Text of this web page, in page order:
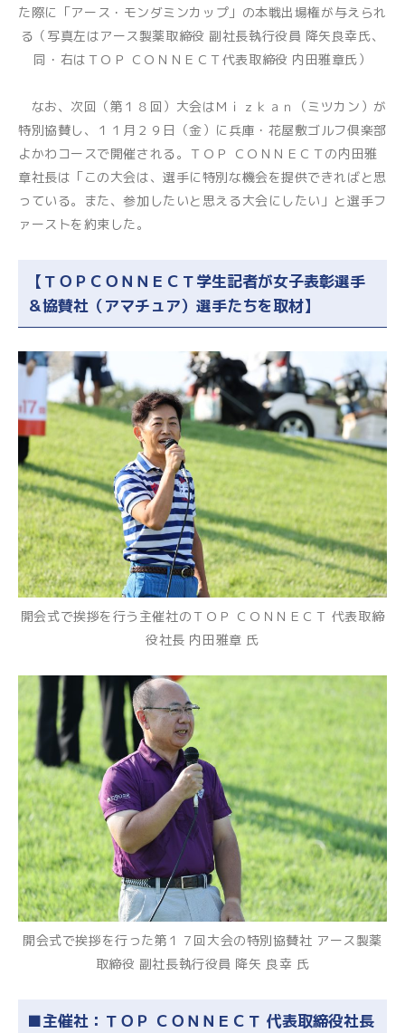
た際に「アース・モンダミンカップ」の本戦出場権が与えられ
る（写真左はアース製薬取締役 副社長執行役員 降矢良幸氏、
同・右はＴＯＰ ＣＯＮＮＥＣＴ代表取締役 内田雅章氏）
なお、次回（第１８回）大会はＭｉｚｋａｎ（ミツカン）が
特別協賛し、１１月２９日（金）に兵庫・花屋敷ゴルフ倶楽部
よかわコースで開催される。ＴＯＰ ＣＯＮＮＥＣＴの内田雅
章社長は「この大会は、選手に特別な機会を提供できればと思
っている。また、参加したいと思える大会にしたい」と選手フ
ァーストを約束した。
【ＴＯＰＣＯＮＮＥＣＴ学生記者が女子表彰選手
＆協賛社（アマチュア）選手たちを取材】
開会式で挨拶を行う主催社のＴＯＰ ＣＯＮＮＥＣＴ 代表取締
役社長 内田雅章 氏
開会式で挨拶を行った第１７回大会の特別協賛社 アース製薬
取締役 副社長執行役員 降矢 良幸 氏
■主催社：ＴＯＰ ＣＯＮＮＥＣＴ 代表取締役社長